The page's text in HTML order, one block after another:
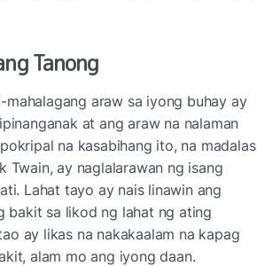
Tanong
mahalagang araw sa iyong buhay ay
at ang araw na nalaman
na kasabihang ito, na madalas
Twain, ay naglalarawan ng isang
Lahat tayo ay nais linawin ang
bakit sa likod ng lahat ng ating
ay likas na nakakaalam na kapag
alam mo ang iyong daan.